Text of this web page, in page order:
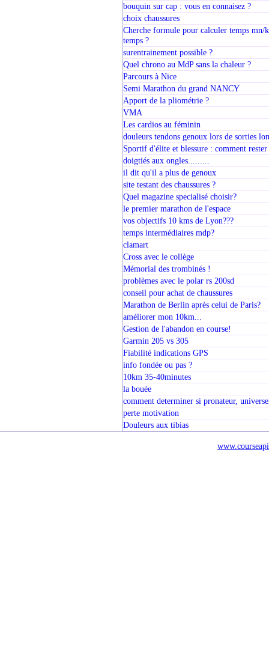
bouquin sur cap : vous en connaisez ?
choix chaussures
Cherche formule pour calculer temps mn/
temps ?
surentrainement possible ?
Quel chrono au MdP sans la chaleur ?
Parcours à Nice
Semi Marathon du grand NANCY
Apport de la pliométrie ?
VMA
Les cardios au féminin
douleurs tendons genoux lors de sorties
Sportif d'élite et blessure : comment
doigtiés aux ongles.........
il dit qu'il a plus de genoux
site testant des chaussures ?
Quel magazine specialisé choisir?
le premier marathon de l'espace
vos objectifs 10 kms de Lyon???
temps intermédiaires mdp?
clamart
Cross avec le collège
Mémorial des trombinés !
problèmes avec le polar rs 200sd
conseil pour achat de chaussures
Marathon de Berlin après celui de Paris?
améliorer mon 10km...
Gestion de l'abandon en course!
Garmin 205 vs 305
Fiabilité indications GPS
info fondée ou pas ?
10km 35-40minutes
la bouée
comment determiner si pronateur,
perte motivation
Douleurs aux tibias